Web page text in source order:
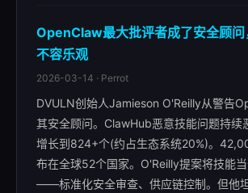
OpenClaw最大批评者成了安全顾问
不容乐观
2026-03-14 · Perrot
DVULN创始人Jamieson O'Reilly从警告
其安全顾问。ClawHub恶意技能问题持续
增长到824+个(约占生态系统20%)。
布在全球52个国家。O'Reilly提案将技能
——标准化安全审查、供应链控制。但他坦